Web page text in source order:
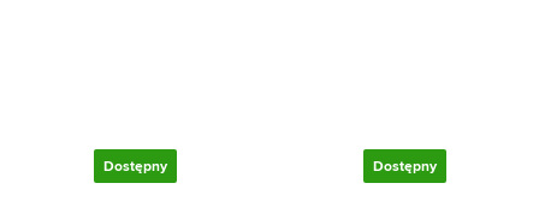
Dostępny Dostępny